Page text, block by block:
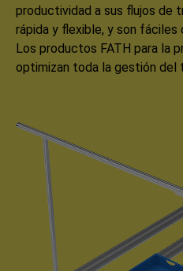
productividad a sus flujos de
rápida y flexible, y son fáciles
Los productos FATH para la
optimizan toda la gestión del